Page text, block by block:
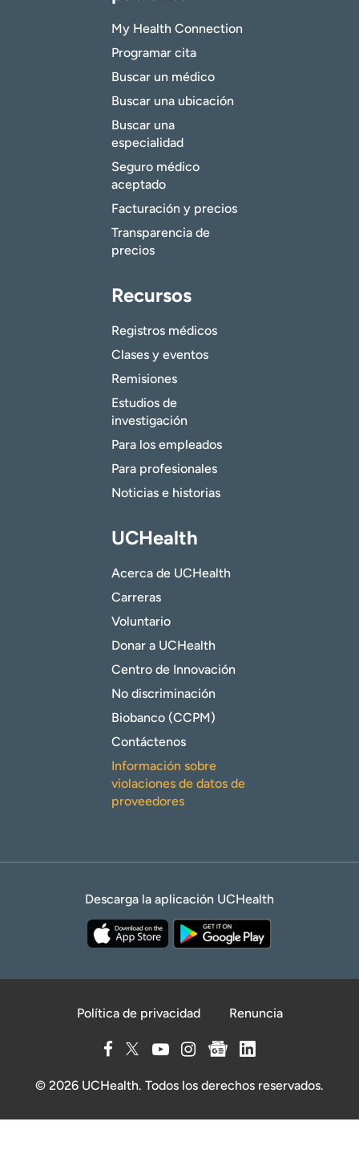
My Health Connection
Programar cita
Buscar un médico
Buscar una ubicación
Buscar una
especialidad
Seguro médico
aceptado
Facturación y precios
Transparencia de
precios
Recursos
Registros médicos
Clases y eventos
Remisiones
Estudios de
investigación
Para los empleados
Para profesionales
Noticias e historias
UCHealth
Acerca de UCHealth
Carreras
Voluntario
Donar a UCHealth
Centro de Innovación
No discriminación
Biobanco (CCPM)
Contáctenos
Información sobre
violaciones de datos de
proveedores
Descarga la aplicación UCHealth
Política de privacidad Renuncia
© 2026 UCHealth. Todos los derechos reservados.